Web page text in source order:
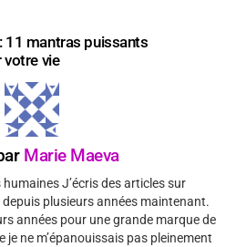
11 mantras puissants
votre vie
Marie Maeva
J’écris des articles sur
depuis plusieurs années maintenant.
années pour une grande marque de
je ne m’épanouissais pas pleinement